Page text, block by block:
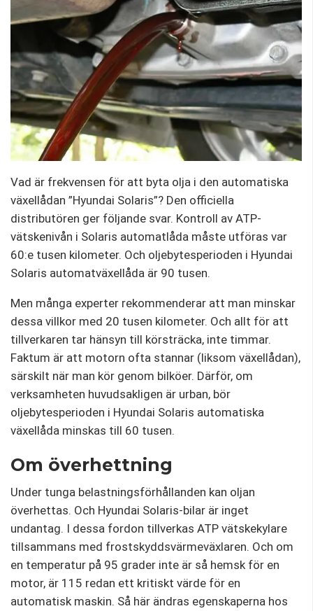
Vad är frekvensen för att byta olja i den automatiska
växellådan ”Hyundai Solaris”? Den officiella
distributören ger följande svar. Kontroll av ATP-
vätskenivån i Solaris automatlåda måste utföras var
60:e tusen kilometer. Och oljebytesperioden i Hyundai
Solaris automatväxellåda är 90 tusen.
Men många experter rekommenderar att man minskar
dessa villkor med 20 tusen kilometer. Och allt för att
tillverkaren tar hänsyn till körsträcka, inte timmar.
Faktum är att motorn ofta stannar (liksom växellådan),
särskilt när man kör genom bilköer. Därför, om
verksamheten huvudsakligen är urban, bör
oljebytesperioden i Hyundai Solaris automatiska
växellåda minskas till 60 tusen.
Om överhettning
Under tunga belastningsförhållanden kan oljan
överhettas. Och Hyundai Solaris-bilar är inget
undantag. I dessa fordon tillverkas ATP vätskekylare
tillsammans med frostskyddsvärmeväxlaren. Och om
en temperatur på 95 grader inte är så hemsk för en
motor, är 115 redan ett kritiskt värde för en
automatisk maskin. Så här ändras egenskaperna hos